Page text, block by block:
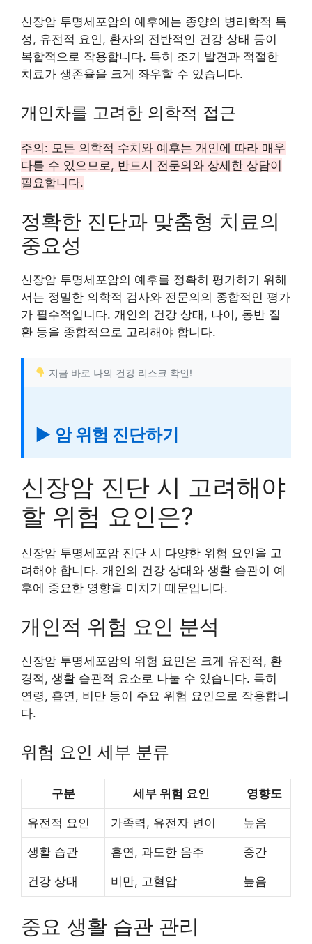
신장암 투명세포암의 예후에는 종양의 병리학적 특
성, 유전적 요인, 환자의 전반적인 건강 상태 등이
복합적으로 작용합니다. 특히 조기 발견과 적절한
치료가 생존율을 크게 좌우할 수 있습니다.
개인차를 고려한 의학적 접근
주의: 모든 의학적 수치와 예후는 개인에 따라 매우
다를 수 있으므로, 반드시 전문의와 상세한 상담이
필요합니다.
정확한 진단과 맞춤형 치료의
중요성
신장암 투명세포암의 예후를 정확히 평가하기 위해
서는 정밀한 의학적 검사와 전문의의 종합적인 평가
가 필수적입니다. 개인의 건강 상태, 나이, 동반 질
환 등을 종합적으로 고려해야 합니다.
지금 바로 나의 건강 리스크 확인!
▶ 암 위험 진단하기
신장암 진단 시 고려해야
할 위험 요인은?
신장암 투명세포암 진단 시 다양한 위험 요인을 고
려해야 합니다. 개인의 건강 상태와 생활 습관이 예
후에 중요한 영향을 미치기 때문입니다.
개인적 위험 요인 분석
신장암 투명세포암의 위험 요인은 크게 유전적, 환
경적, 생활 습관적 요소로 나눌 수 있습니다. 특히
연령, 흡연, 비만 등이 주요 위험 요인으로 작용합니
다.
위험 요인 세부 분류
구분 세부 위험 요인 영향도
유전적 요인 가족력, 유전자 변이 높음
생활 습관 흡연, 과도한 음주 중간
건강 상태 비만, 고혈압 높음
중요 생활 습관 관리